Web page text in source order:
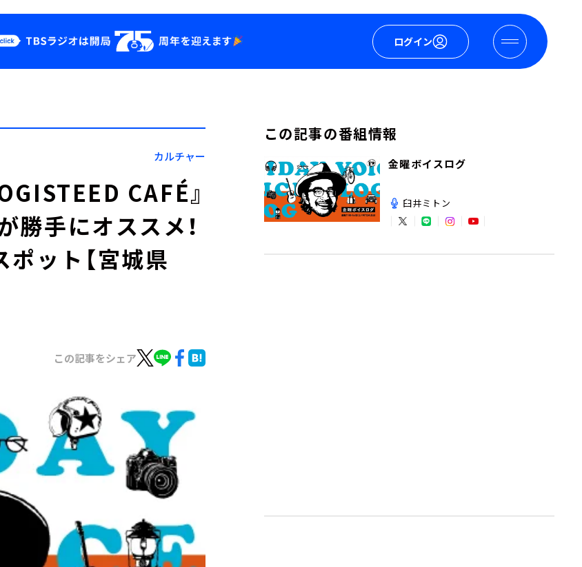
ログイン
YouTube
カルチャー
CAFÉ』
勝手にオススメ！
ット【宮城県
この記事をシェア
この記事の番組情報
金曜ボイスログ
臼井ミトン